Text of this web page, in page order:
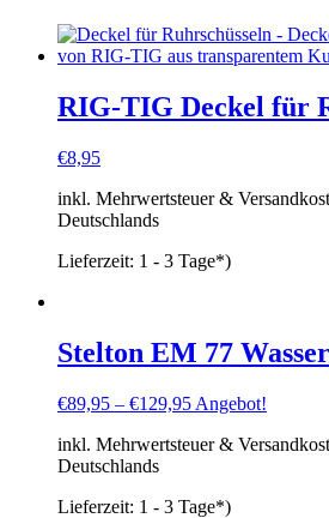
RIG-TIG Deckel für
€8,95
inkl. Mehrwertsteuer &
Deutschlands
Lieferzeit: 1 - 3 Tage*)
Stelton EM 77
€89,95 – €129,95 Angebot!
inkl. Mehrwertsteuer &
Deutschlands
Lieferzeit: 1 - 3 Tage*)